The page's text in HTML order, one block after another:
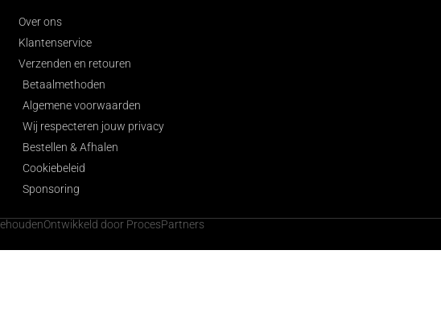
Over ons
Klantenservice
Verzenden en retouren
Betaalmethoden
Algemene voorwaarden
Wij respecteren jouw privacy
Bestellen & Afhalen
Cookiebeleid
Sponsoring
Ontwikkeld door ProcesPartners